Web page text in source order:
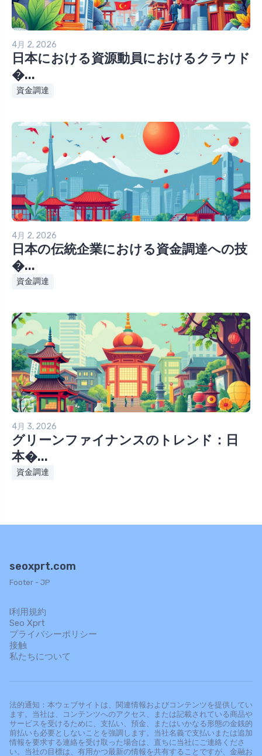
4月 2, 2026
日本における資源動員におけるクラウド
�...
資金調達
4月 2, 2026
日本の伝統企業における資金調達への技
�...
資金調達
4月 3, 2026
グリーンファイナンスのトレンド：日
本�...
資金調達
seoxprt.com
Footer - JP
l利用規約
Seo Xprt
プライバシーポリシー
接触
私たちについて
法的通知：本ウェブサイトは、関連情報およびコンテンツを提供してい
ます。当社は、コンテンツへのアクセス、または記載されている商品や
サービスを受けるために、支払い、預金、またはいかなる形態の金銭的
前払いも必要としないことを強調します。当社名義で支払いまたは追加
情報を要求する連絡を受け取った場合は、直ちに当社にご連絡くださ
い。当社の目標は、有用かつ最新の情報を共有することですが、金融お